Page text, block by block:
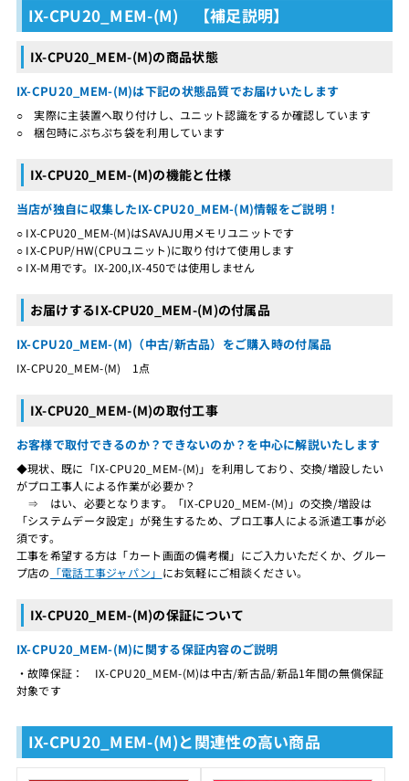
IX-CPU20_MEM-(M) 【補足説明】
IX-CPU20_MEM-(M)の商品状態
IX-CPU20_MEM-(M)は下記の状態品質でお届けいたします
○ 実際に主装置へ取り付けし、ユニット認識をするか確認しています
○ 梱包時にぷちぷち袋を利用しています
IX-CPU20_MEM-(M)の機能と仕様
当店が独自に収集したIX-CPU20_MEM-(M)情報をご説明！
○ IX-CPU20_MEM-(M)はSAVAJU用メモリユニットです
○ IX-CPUP/HW(CPUユニット)に取り付けて使用します
○ IX-M用です。IX-200,IX-450では使用しません
お届けするIX-CPU20_MEM-(M)の付属品
IX-CPU20_MEM-(M)（中古/新古品）をご購入時の付属品
IX-CPU20_MEM-(M) 1点
IX-CPU20_MEM-(M)の取付工事
お客様で取付できるのか？できないのか？を中心に解説いたします
◆現状、既に「IX-CPU20_MEM-(M)」を利用しており、交換/増設したい
がプロ工事人による作業が必要か？
⇒ はい、必要となります。「IX-CPU20_MEM-(M)」の交換/増設は
「システムデータ設定」が発生するため、プロ工事人による派遣工事が必
須です。
工事を希望する方は「カート画面の備考欄」にご入力いただくか、グルー
プ店の 「電話工事ジャパン」 にお気軽にご相談ください。
IX-CPU20_MEM-(M)の保証について
IX-CPU20_MEM-(M)に関する保証内容のご説明
・故障保証： IX-CPU20_MEM-(M)は中古/新古品/新品1年間の無償保証
対象です
IX-CPU20_MEM-(M)と関連性の高い商品